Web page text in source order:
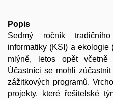
Popis
Sedmý ročník
informatiky (KSI) a
mlýně, letos opět včetně
Účastníci se mohli
zážitkových programů.
projekty, které řešitelské